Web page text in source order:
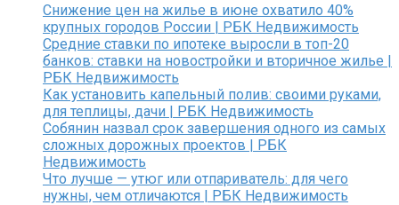
Снижение цен на жилье в июне охватило 40%
крупных городов России | РБК Недвижимость
Средние ставки по ипотеке выросли в топ-20
банков: ставки на новостройки и вторичное жилье |
РБК Недвижимость
Как установить капельный полив: своими руками,
для теплицы, дачи | РБК Недвижимость
Собянин назвал срок завершения одного из самых
сложных дорожных проектов | РБК
Недвижимость
Что лучше — утюг или отпариватель: для чего
нужны, чем отличаются | РБК Недвижимость